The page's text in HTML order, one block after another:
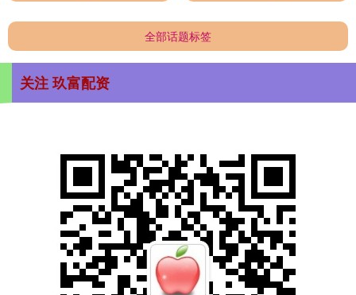
全部话题标签
关注 玖富配资